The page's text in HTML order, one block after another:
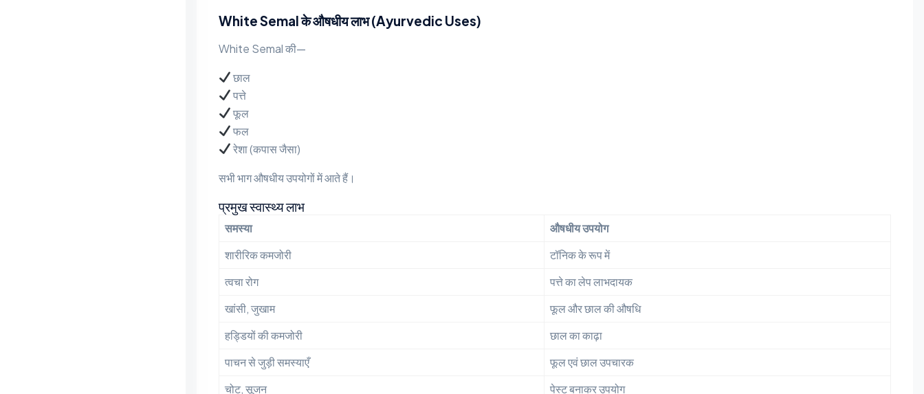
White Semal के औषधीय लाभ (Ayurvedic Uses)
White Semal की—
छाल
पत्ते
फूल
फल
रेशा (कपास जैसा)
सभी भाग औषधीय उपयोगों में आते हैं।
प्रमुख स्वास्थ्य लाभ
समस्या
औषधीय उपयोग
शारीरिक कमजोरी
टॉनिक के रूप में
त्वचा रोग
पत्ते का लेप लाभदायक
खांसी, जुखाम
फूल और छाल की औषधि
हड्डियों की कमजोरी
छाल का काढ़ा
पाचन से जुड़ी समस्याएँ
फूल एवं छाल उपचारक
चोट, सूजन
पेस्ट बनाकर उपयोग